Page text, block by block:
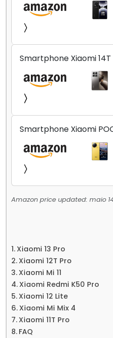
NFC [ 24090RA29G ]
Smartphone Xiaomi 14T
Leica, Cinza - no Brasil
Smartphone Xiaomi
256GB/16+512GB
Elite Top de Linha Chip
Jogos Pesados Tela Flow
Amazon price updated: maio
Xiaomi 13 Pro
Xiaomi 12T Pro
Xiaomi Mi 11
Xiaomi Redmi K50 Pro
Xiaomi 12 Lite
Xiaomi Mi Mix 4
Xiaomi 11T Pro
FAQ